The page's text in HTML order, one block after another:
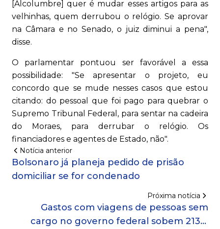
[Alcolumbre] quer é mudar esses artigos para as
velhinhas, quem derrubou o relógio. Se aprovar
na Câmara e no Senado, o juiz diminui a pena",
disse.
O parlamentar pontuou ser favorável a essa
possibilidade: "Se apresentar o projeto, eu
concordo que se mude nesses casos que estou
citando: do pessoal que foi pago para quebrar o
Supremo Tribunal Federal, para sentar na cadeira
do Moraes, para derrubar o relógio. Os
financiadores e agentes de Estado, não".
Notícia anterior
Bolsonaro já planeja pedido de prisão
domiciliar se for condenado
Próxima notícia
Gastos com viagens de pessoas sem
cargo no governo federal sobem 213%